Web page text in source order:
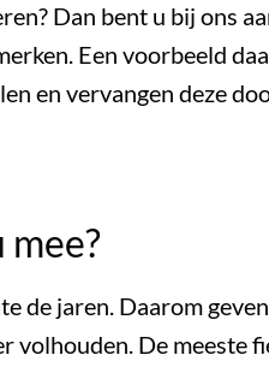
Dan bent u bij ons
Een voorbeeld
en vervangen deze
de jaren. Daarom
De meeste